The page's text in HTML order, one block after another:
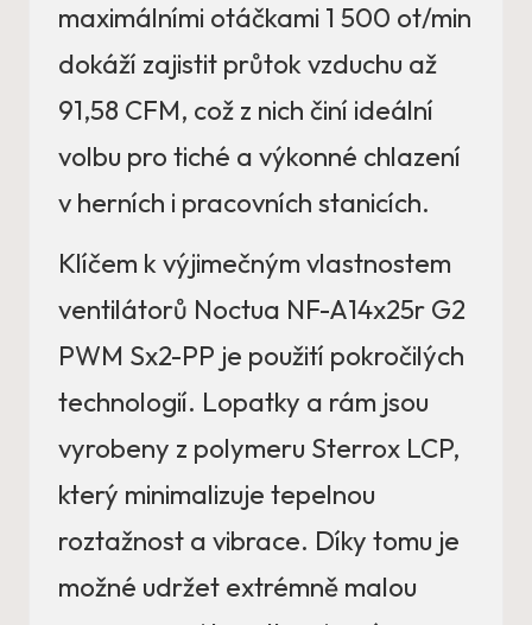
maximálními otáčkami 1 500 ot/min
dokáží zajistit průtok vzduchu až
91,58 CFM, což z nich činí ideální
volbu pro tiché a výkonné chlazení
v herních i pracovních stanicích.
Klíčem k výjimečným vlastnostem
ventilátorů Noctua NF-A14x25r G2
PWM Sx2-PP je použití pokročilých
technologií. Lopatky a rám jsou
vyrobeny z polymeru Sterrox LCP,
který minimalizuje tepelnou
roztažnost a vibrace. Díky tomu je
možné udržet extrémně malou